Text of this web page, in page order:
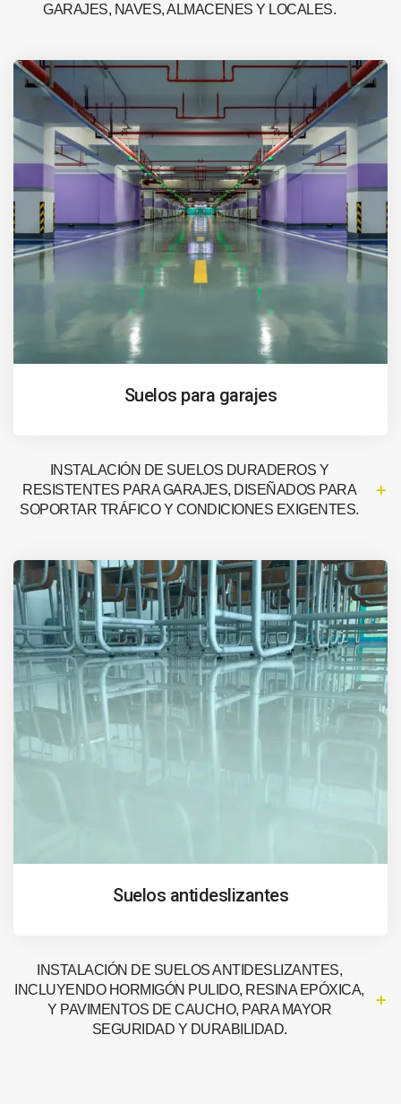
GARAJES, NAVES, ALMACENES Y LOCALES.
Suelos para garajes
INSTALACIÓN DE SUELOS DURADEROS Y
RESISTENTES PARA GARAJES, DISEÑADOS PARA
SOPORTAR TRÁFICO Y CONDICIONES EXIGENTES.
Suelos antideslizantes
INSTALACIÓN DE SUELOS ANTIDESLIZANTES,
INCLUYENDO HORMIGÓN PULIDO, RESINA EPÓXICA,
Y PAVIMENTOS DE CAUCHO, PARA MAYOR
SEGURIDAD Y DURABILIDAD.